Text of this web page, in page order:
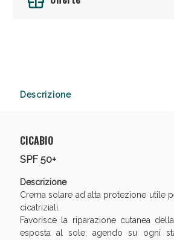
Descrizione
CICABIO
SPF 50+
Descrizione
Crema solare ad alta protezione utile
cicatriziali.
Favorisce la riparazione cutanea
esposta al sole, agendo su ogni
Anticellulite e Fanghi: Sconto
Sconto fino al 55%